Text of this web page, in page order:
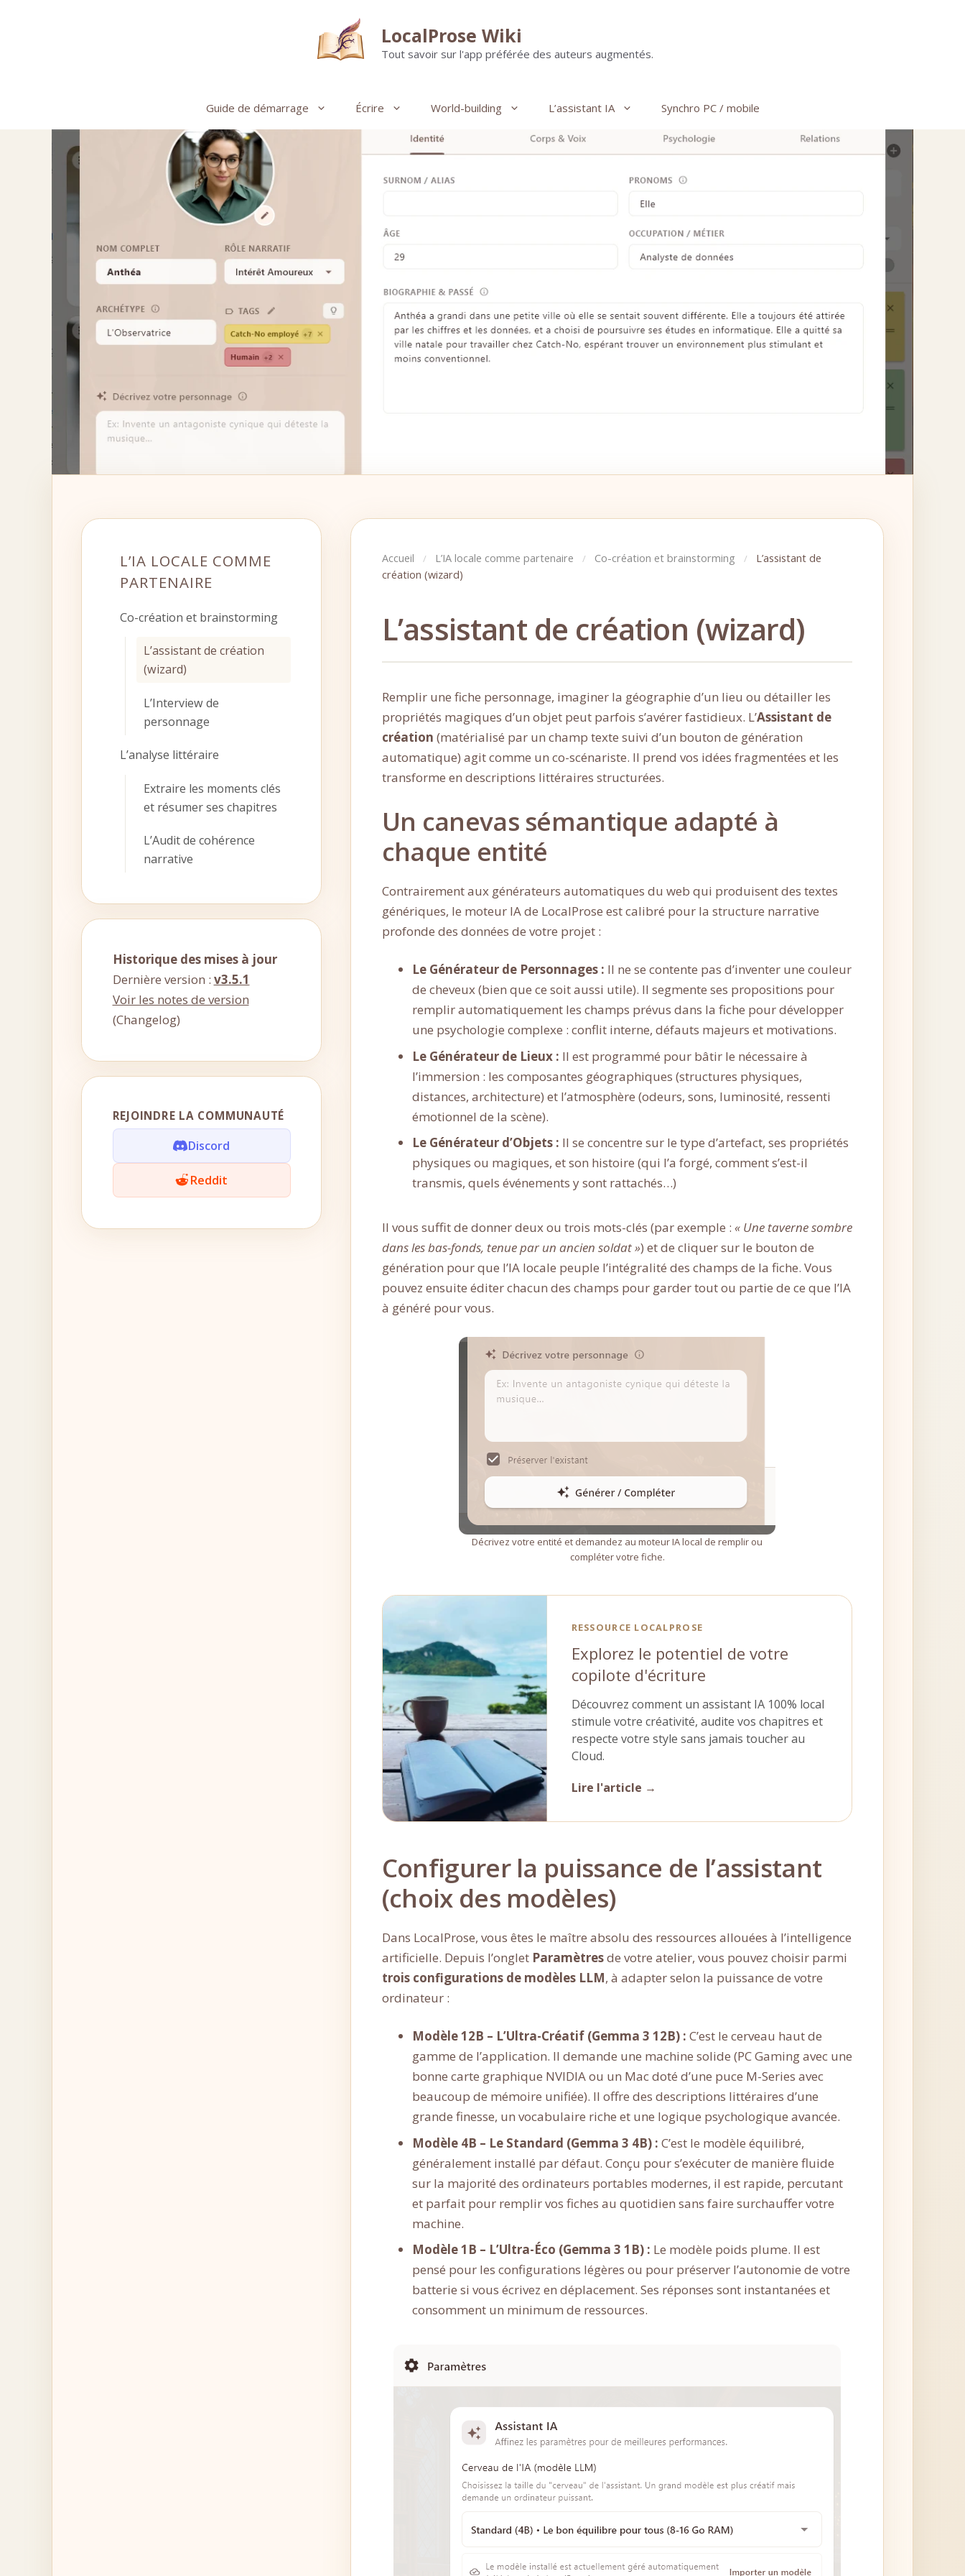
LocalProse Wiki
Tout savoir sur l'app préférée des auteurs augmentés.
Guide de démarrage Écrire World-building L’assistant IA Synchro PC / mobile
Accueil / L’IA locale comme partenaire / Co-création et brainstorming /
L’assistant de
création (wizard)
L’assistant de création (wizard)
Remplir une fiche personnage, imaginer la géographie d’un lieu ou détailler les
propriétés magiques d’un objet peut parfois s’avérer fastidieux. L’Assistant de
création (matérialisé par un champ texte suivi d’un bouton de génération
automatique) agit comme un co-scénariste. Il prend vos idées fragmentées et les
transforme en descriptions littéraires structurées.
Un canevas sémantique adapté à
chaque entité
Contrairement aux générateurs automatiques du web qui produisent des textes
génériques, le moteur IA de LocalProse est calibré pour la structure narrative
profonde des données de votre projet :
Le Générateur de Personnages : Il ne se contente pas d’inventer une couleur
de cheveux (bien que ce soit aussi utile). Il segmente ses propositions pour
remplir automatiquement les champs prévus dans la fiche pour développer
une psychologie complexe : conflit interne, défauts majeurs et motivations.
Le Générateur de Lieux : Il est programmé pour bâtir le nécessaire à
l’immersion : les composantes géographiques (structures physiques,
distances, architecture) et l’atmosphère (odeurs, sons, luminosité, ressenti
émotionnel de la scène).
Le Générateur d’Objets : Il se concentre sur le type d’artefact, ses propriétés
physiques ou magiques, et son histoire (qui l’a forgé, comment s’est-il
transmis, quels événements y sont rattachés…)
Il vous suffit de donner deux ou trois mots-clés (par exemple : « Une taverne sombre
dans les bas-fonds, tenue par un ancien soldat ») et de cliquer sur le bouton de
génération pour que l’IA locale peuple l’intégralité des champs de la fiche. Vous
pouvez ensuite éditer chacun des champs pour garder tout ou partie de ce que l’IA
à généré pour vous.
Décrivez votre entité et demandez au moteur IA local de remplir ou
compléter votre fiche.
RESSOURCE LOCALPROSE
Explorez le potentiel de votre
copilote d'écriture
Découvrez comment un assistant IA 100% local
stimule votre créativité, audite vos chapitres et
respecte votre style sans jamais toucher au
Cloud.
Lire l'article →
Configurer la puissance de l’assistant
(choix des modèles)
Dans LocalProse, vous êtes le maître absolu des ressources allouées à l’intelligence
artificielle. Depuis l’onglet Paramètresde votre atelier, vous pouvez choisir parmi
trois configurations de modèles LLM, à adapter selon la puissance de votre
ordinateur :
Modèle 12B – L’Ultra-Créatif (Gemma 3 12B) : C’est le cerveau haut de
gamme de l’application. Il demande une machine solide (PC Gaming avec une
bonne carte graphique NVIDIA ou un Mac doté d’une puce M-Series avec
beaucoup de mémoire unifiée). Il offre des descriptions littéraires d’une
grande finesse, un vocabulaire riche et une logique psychologique avancée.
Modèle 4B – Le Standard (Gemma 3 4B) : C’est le modèle équilibré,
généralement installé par défaut. Conçu pour s’exécuter de manière fluide
sur la majorité des ordinateurs portables modernes, il est rapide, percutant
et parfait pour remplir vos fiches au quotidien sans faire surchauffer votre
machine.
Modèle 1B – L’Ultra-Éco (Gemma 3 1B) : Le modèle poids plume. Il est
pensé pour les configurations légères ou pour préserver l’autonomie de votre
batterie si vous écrivez en déplacement. Ses réponses sont instantanées et
consomment un minimum de ressources.
L’IA LOCALE COMME
PARTENAIRE
Co-création et brainstorming
L’assistant de création
(wizard)
L’Interview de
personnage
L’analyse littéraire
Extraire les moments clés
et résumer ses chapitres
L’Audit de cohérence
narrative
Historique des mises à jour
Dernière version : v3.5.1
Voir les notes de version
(Changelog)
REJOINDRE LA COMMUNAUTÉ
Discord
Reddit